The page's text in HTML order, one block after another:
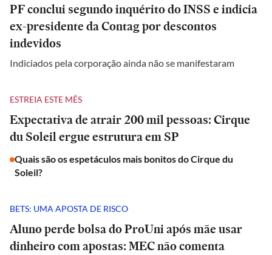
PF conclui segundo inquérito do INSS e indicia
ex-presidente da Contag por descontos
indevidos
Indiciados pela corporação ainda não se manifestaram
ESTREIA ESTE MÊS
Expectativa de atrair 200 mil pessoas: Cirque
du Soleil ergue estrutura em SP
Quais são os espetáculos mais bonitos do Cirque du
Soleil?
BETS: UMA APOSTA DE RISCO
Aluno perde bolsa do ProUni após mãe usar
dinheiro com apostas: MEC não comenta